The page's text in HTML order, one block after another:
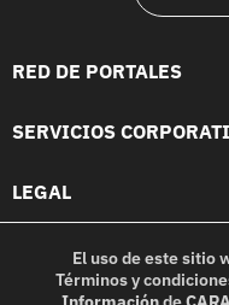
RED DE PORTALES
SERVICIOS
LEGAL
El uso de este sitio
Términos y